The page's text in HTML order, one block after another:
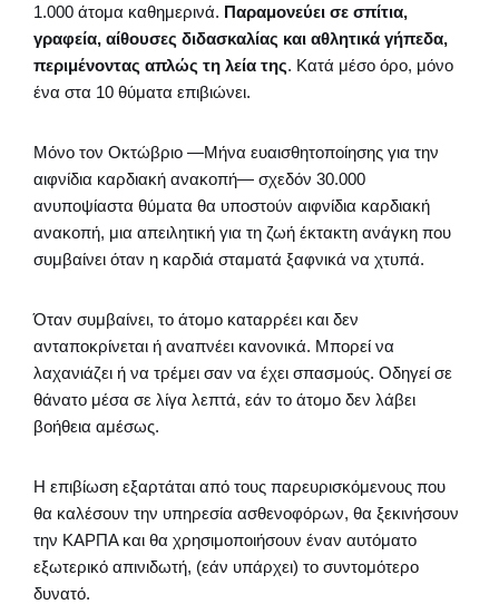
1.000 άτομα καθημερινά. Παραμονεύει σε σπίτια,
γραφεία, αίθουσες διδασκαλίας και αθλητικά γήπεδα,
περιμένοντας απλώς τη λεία της. Κατά μέσο όρο, μόνο
ένα στα 10 θύματα επιβιώνει.
Μόνο τον Οκτώβριο —Μήνα ευαισθητοποίησης για την
αιφνίδια καρδιακή ανακοπή— σχεδόν 30.000
ανυποψίαστα θύματα θα υποστούν αιφνίδια καρδιακή
ανακοπή, μια απειλητική για τη ζωή έκτακτη ανάγκη που
συμβαίνει όταν η καρδιά σταματά ξαφνικά να χτυπά.
Όταν συμβαίνει, το άτομο καταρρέει και δεν
ανταποκρίνεται ή αναπνέει κανονικά. Μπορεί να
λαχανιάζει ή να τρέμει σαν να έχει σπασμούς. Οδηγεί σε
θάνατο μέσα σε λίγα λεπτά, εάν το άτομο δεν λάβει
βοήθεια αμέσως.
Η επιβίωση εξαρτάται από τους παρευρισκόμενους που
θα καλέσουν την υπηρεσία ασθενοφόρων, θα ξεκινήσουν
την ΚΑΡΠΑ και θα χρησιμοποιήσουν έναν αυτόματο
εξωτερικό απινιδωτή, (εάν υπάρχει) το συντομότερο
δυνατό.